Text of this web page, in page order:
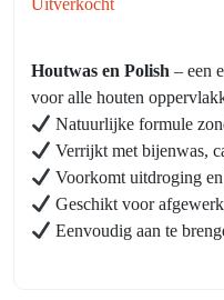
Uitverkocht
Houtwas en Polish – een
voor alle houten
Natuurlijke formule
Verrijkt met bijenwas,
Voorkomt uitdroging
Geschikt voor
Eenvoudig aan te